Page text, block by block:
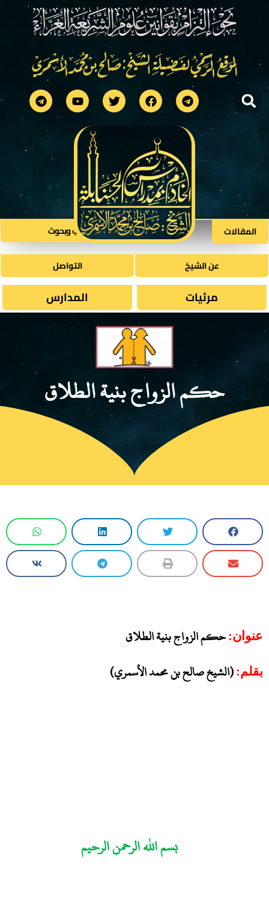
المقالات كتب وبحوث​
عن الشيخ التواصل
مرئيات المدارس
حكم الزواج بنية الطلاق
عنوان:حكمالزواج بنية الطلاق
بقلم: (الشيخ صالح بن محمد الأسمري)
بسم الله الرحمن الرحيم